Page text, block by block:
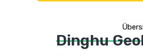
Dinghu